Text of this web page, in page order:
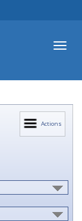
Actions